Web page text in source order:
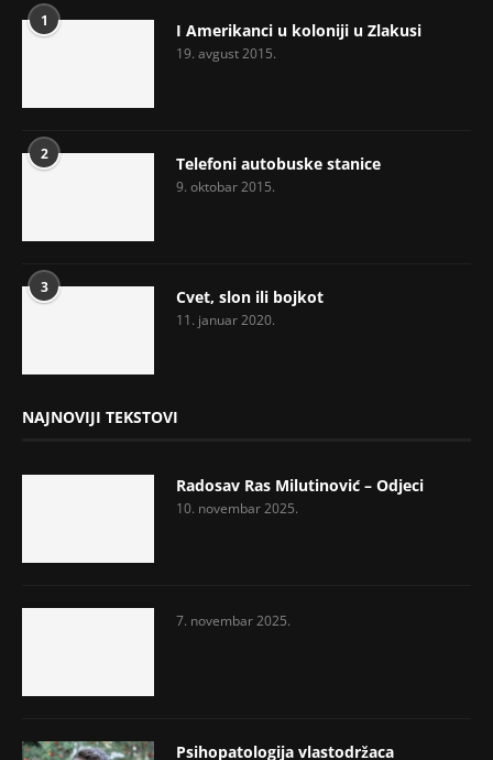
1 I Amerikanci u koloniji u Zlakusi
19. avgust 2015.
2 Telefoni autobuske stanice
9. oktobar 2015.
3 Cvet, slon ili bojkot
11. januar 2020.
NAJNOVIJI TEKSTOVI
Radosav Ras Milutinović – Odjeci
10. novembar 2025.
7. novembar 2025.
Psihopatologija vlastodržaca